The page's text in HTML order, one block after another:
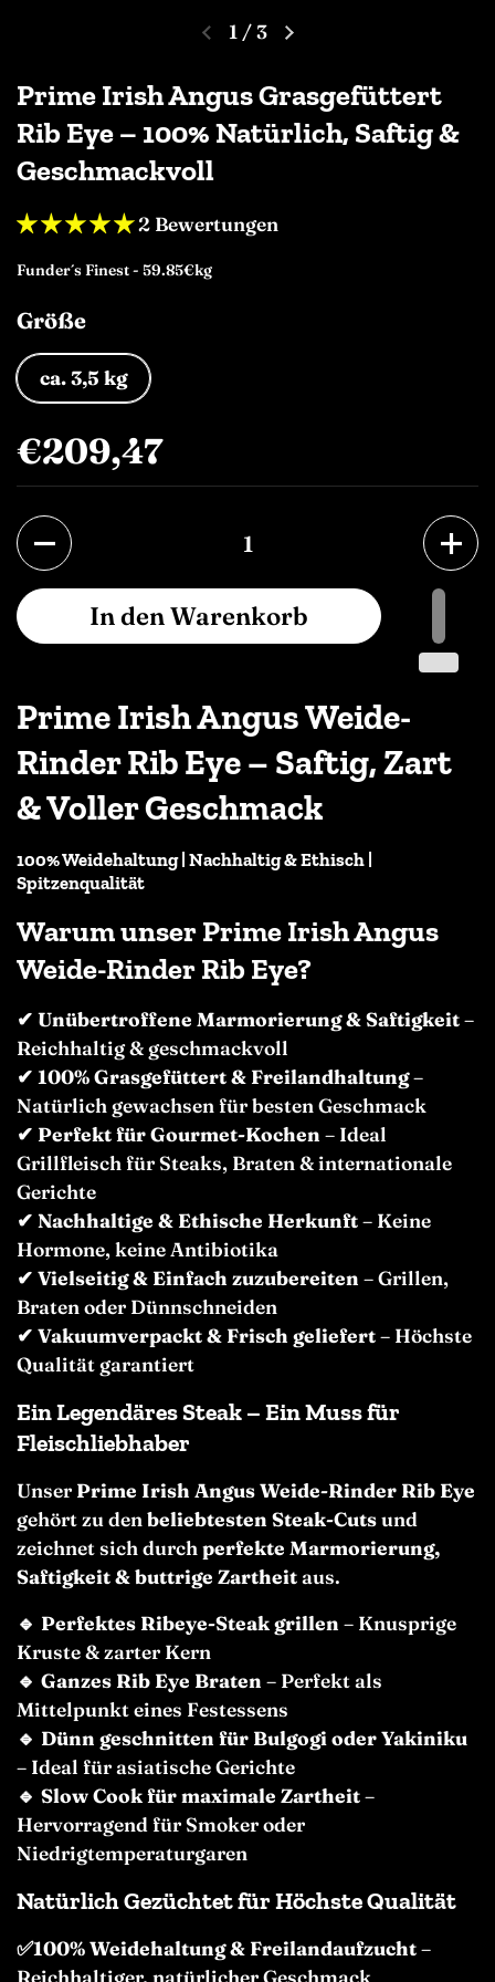
1 /3
Prime Irish Angus Grasgefüttert
Rib Eye – 100% Natürlich, Saftig &
Geschmackvoll
2 Bewertungen
Funder´s Finest - 59.85€kg
Größe
ca. 3,5 kg
€209,47
Anzahl
In den Warenkorb
Prime Irish Angus Weide-
Rinder Rib Eye – Saftig, Zart
& Voller Geschmack
100% Weidehaltung | Nachhaltig & Ethisch |
Spitzenqualität
Warum unser Prime Irish Angus
Weide-Rinder Rib Eye?
✔ Unübertroffene Marmorierung & Saftigkeit–
Reichhaltig & geschmackvoll
✔ 100% Grasgefüttert & Freilandhaltung–
Natürlich gewachsen für besten Geschmack
✔ Perfekt für Gourmet-Kochen – Ideal
Grillfleisch für Steaks, Braten & internationale
Gerichte
✔ Nachhaltige & Ethische Herkunft– Keine
Hormone, keine Antibiotika
✔ Vielseitig & Einfach zuzubereiten – Grillen,
Braten oder Dünnschneiden
✔ Vakuumverpackt & Frisch geliefert– Höchste
Qualität garantiert
Ein Legendäres Steak – Ein Muss für
Fleischliebhaber
Unser Prime Irish Angus Weide-Rinder Rib Eye
gehört zu den beliebtesten Steak-Cutsund
zeichnet sich durch perfekte Marmorierung,
Saftigkeit & buttrige Zartheitaus.
🔹 Perfektes Ribeye-Steak grillen – Knusprige
Kruste & zarter Kern
🔹 Ganzes Rib Eye Braten – Perfekt als
Mittelpunkt eines Festessens
🔹 Dünn geschnitten für Bulgogi oder Yakiniku
– Ideal für asiatische Gerichte
🔹 Slow Cook für maximale Zartheit–
Hervorragend für Smoker oder
Niedrigtemperaturgaren
Natürlich Gezüchtet für Höchste Qualität
✅100% Weidehaltung & Freilandaufzucht–
Reichhaltiger, natürlicher Geschmack